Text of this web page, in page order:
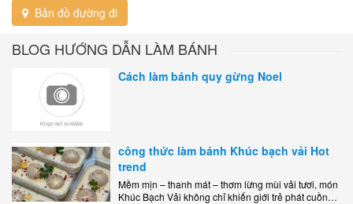
Bản đồ đường đi
BLOG HƯỚNG DẪN LÀM BÁNH
Cách làm bánh quy gừng Noel
công thức làm bánh Khúc bạch vải Hot
trend
Mềm mịn – thanh mát – thơm lừng mùi vải tươi, món
Khúc Bạch Vải không chỉ khiến giới trẻ phát cuồng